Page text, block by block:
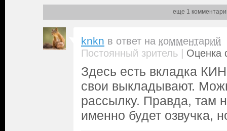
еще 1
knkn в ответ на комментарий
Постоянный зритель | Оценка
Здесь есть вкладка
свои выкладывают.
рассылку. Правда, там
именно будет озвучка,